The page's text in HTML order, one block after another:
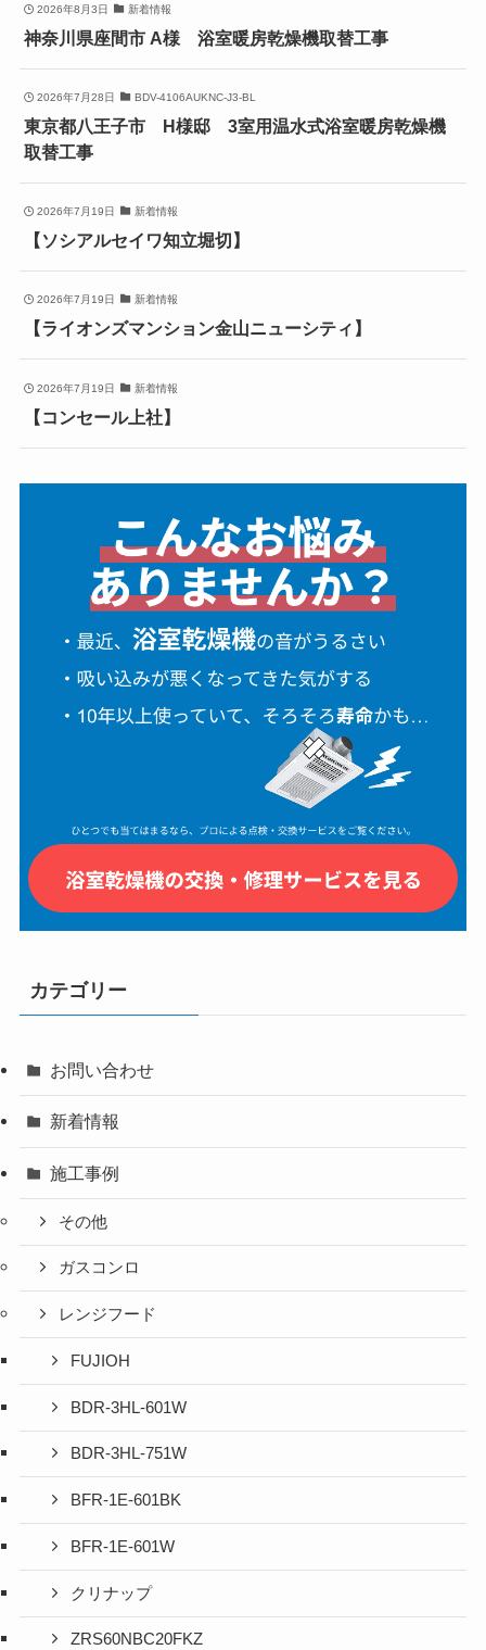
2026年8月3日 新着情報
神奈川県座間市 A様 浴室暖房乾燥機取替工事
2026年7月28日 BDV-4106AUKNC-J3-BL
東京都八王子市 H様邸 3室用温水式浴室暖房乾燥機
取替工事
2026年7月19日 新着情報
【ソシアルセイワ知立堀切】
2026年7月19日 新着情報
【ライオンズマンション金山ニューシティ】
2026年7月19日 新着情報
【コンセール上社】
カテゴリー
お問い合わせ
新着情報
施工事例
その他
ガスコンロ
レンジフード
FUJIOH
BDR-3HL-601W
BDR-3HL-751W
BFR-1E-601BK
BFR-1E-601W
クリナップ
ZRS60NBC20FKZ